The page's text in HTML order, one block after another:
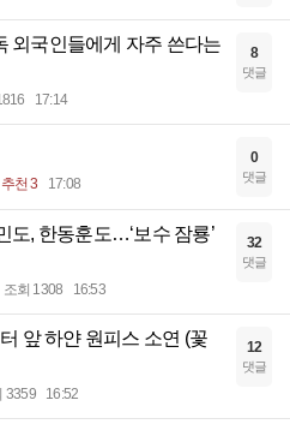
외국인들에게 자주 쓴다는
17:14
8
댓글
추천 3 17:08
0
댓글
도, 한동훈도…‘보수 잠룡’
조회 1308 16:53
32
댓글
앞 하얀 원피스 소연 (꽃
3359 16:52
12
댓글